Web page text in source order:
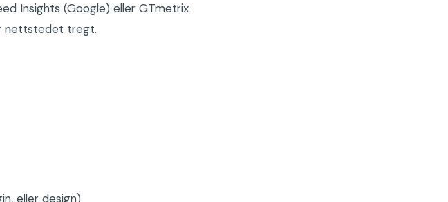
Insights (Google) eller GTmetrix
nettstedet tregt.
eller design)